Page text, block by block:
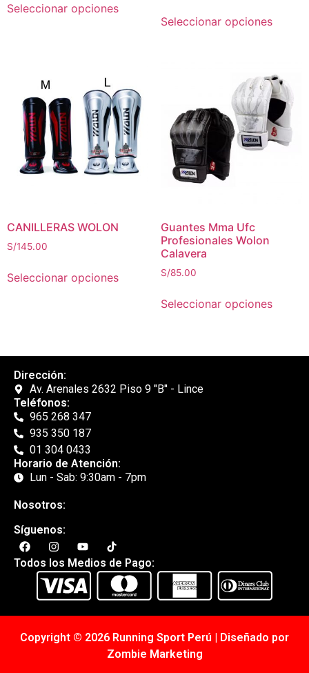
Seleccionar opciones
Seleccionar opciones
CANILLERAS WOLON
S/145.00
Seleccionar opciones
Guantes Mma Ufc
Profesionales Wolon
Calavera
S/85.00
Seleccionar opciones
Dirección:
Av. Arenales 2632 Piso 9 "B" - Lince
Teléfonos:
965 268 347
935 350 187
01 304 0433
Horario de Atención:
Lun - Sab: 9:30am - 7pm
Nosotros:
Síguenos:
Todos los Medios de Pago:
Copyright © 2026 Running Sport Perú | Diseñado por
Zombie Marketing